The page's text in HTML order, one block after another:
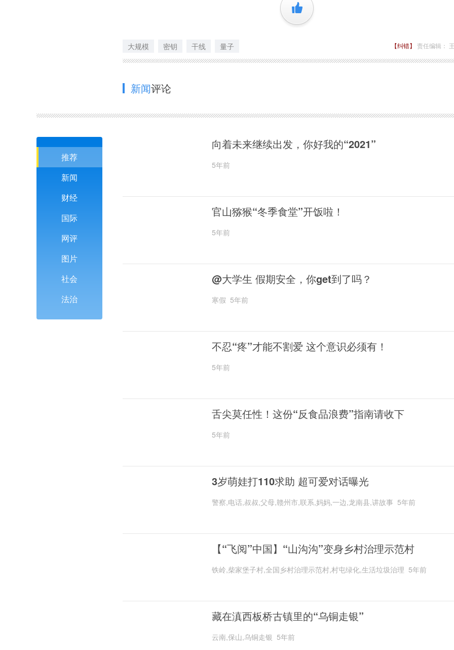
+1
大规模 密钥 干线 量子 【纠错】 责任编辑：
新闻评论
推荐
新闻
财经
国际
网评
图片
社会
法治
向着未来继续出发，你好我的“2021”
5年前
官山猕猴“冬季食堂”开饭啦！
5年前
@大学生 假期安全，你get到了吗？
寒假 5年前
不忍“疼”才能不割爱 这个意识必须有！
5年前
舌尖莫任性！这份“反食品浪费”指南请收下
5年前
3岁萌娃打110求助 超可爱对话曝光
警察,电话,叔叔,父母,赣州市,联系,妈妈,一边,龙南县,讲故事 5年前
【“飞阅”中国】“山沟沟”变身乡村治理示范村
铁岭,柴家堡子村,全国乡村治理示范村,村屯绿化,生活垃圾治理 5年前
藏在滇西板桥古镇里的“乌铜走银”
云南,保山,乌铜走银 5年前